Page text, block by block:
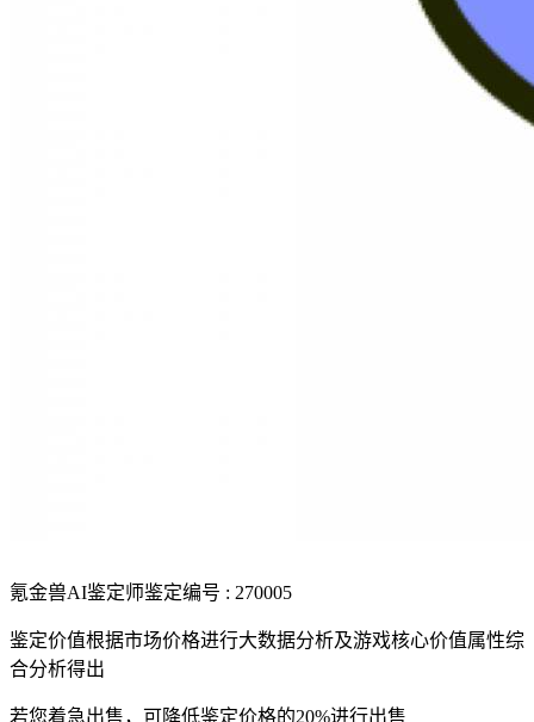
氪金兽AI鉴定师鉴定编号 : 270005
鉴定价值根据市场价格进行大数据分析及游戏核心价值属性综
合分析得出
若您着急出售，可降低鉴定价格的20%进行出售